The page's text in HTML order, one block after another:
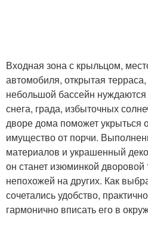
Входная зона с крыльцом,
автомобиля, открытая
небольшой бассейн
снега, града, избыточных
дворе дома поможет укрыться
имущество от порчи.
материалов и украшенный
он станет изюминкой дворовой
непохожей на других. Как
сочетались удобство,
гармонично вписать его в